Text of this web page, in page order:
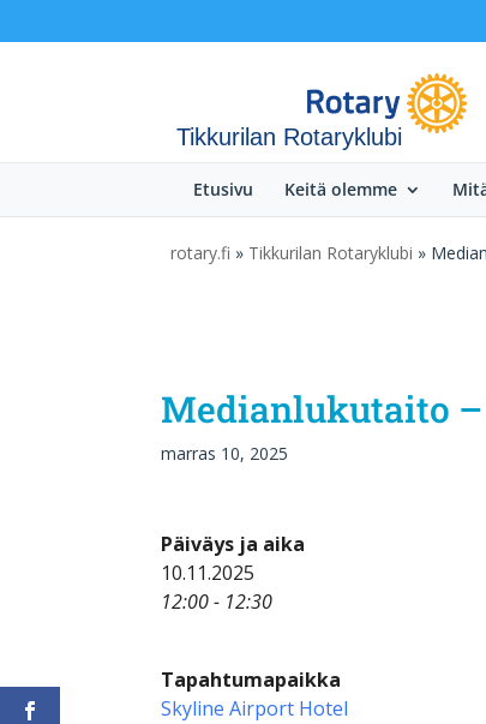
Tikkurilan Rotaryklubi
Etusivu Keitä olemme
rotary.fi » Tikkurilan Rotaryklubi »
Medianlukutaito
marras 10, 2025
Päiväys ja aika
10.11.2025
12:00 - 12:30
Tapahtumapaikka
Skyline Airport Hotel